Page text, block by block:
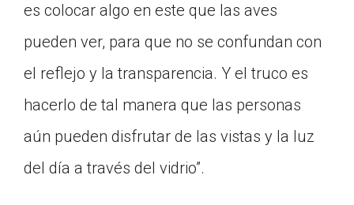
es colocar algo en este que las aves
pueden ver, para que no se confundan con
el reflejo y la transparencia. Y el truco es
hacerlo de tal manera que las personas
aún pueden disfrutar de las vistas y la luz
del día a través del vidrio”.